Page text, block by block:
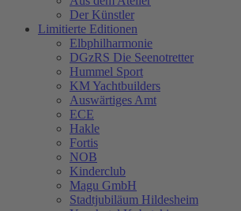
Der Künstler
Limitierte Editionen
Elbphilharmonie
DGzRS Die Seenotretter
Hummel Sport
KM Yachtbuilders
Auswärtiges Amt
ECE
Hakle
Fortis
NOB
Kinderclub
Magu GmbH
Stadtjubiläum Hildesheim